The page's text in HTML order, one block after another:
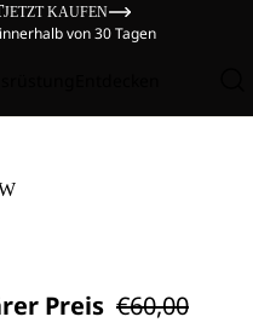
JETZT KAUFEN
von 30 Tagen
Preis €60,00